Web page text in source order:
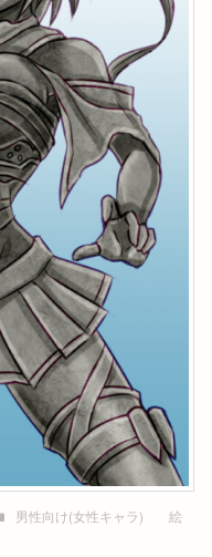
男性向け(女性キャラ) 絵